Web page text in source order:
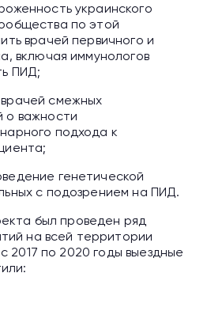
украинского
по этой
врачей первичного и
включая иммунологов
ПИД;
смежных
о важности
подхода к
генетической
с подозрением на ПИД.
был проведен ряд
на всей территории
2017 по 2020 годы выездные